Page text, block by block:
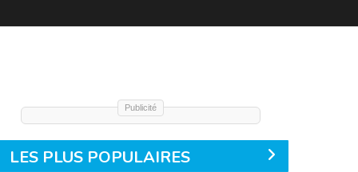
Publicité
LES PLUS POPULAIRES